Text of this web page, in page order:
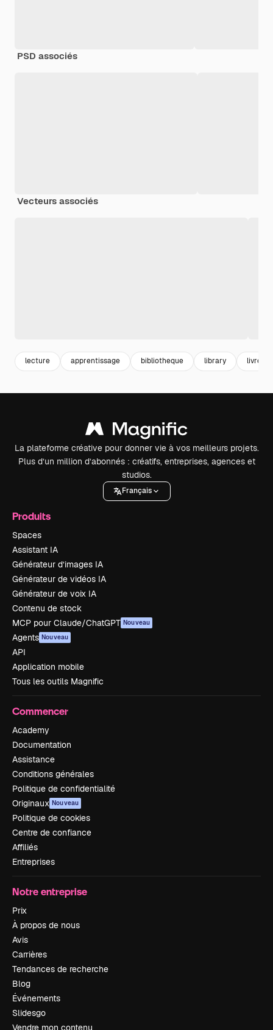
PSD associés
Vecteurs associés
lecture apprentissage bibliotheque library livre
La plateforme créative pour donner vie à vos meilleurs projets.
Plus d’un million d’abonnés : créatifs, entreprises, agences et
studios.
Français
Produits
Spaces
Assistant IA
Générateur d’images IA
Générateur de vidéos IA
Générateur de voix IA
Contenu de stock
MCP pour Claude/ChatGPT Nouveau
Agents Nouveau
API
Application mobile
Tous les outils Magnific
Commencer
Academy
Documentation
Assistance
Conditions générales
Politique de confidentialité
Originaux Nouveau
Politique de cookies
Centre de confiance
Affiliés
Entreprises
Notre entreprise
Prix
À propos de nous
Avis
Carrières
Tendances de recherche
Blog
Événements
Slidesgo
Vendre mon contenu